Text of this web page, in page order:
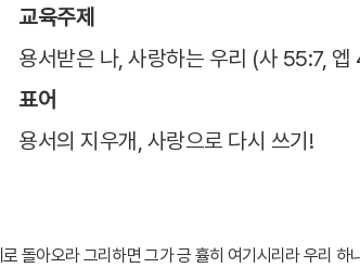
교육주제
용서받은 나, 사랑하는 우리 (사 55:7,
표어
용서의 지우개, 사랑으로 다시 쓰기!
돌아오라 그리하면 그가 긍 휼히 여기시리라 우리 하